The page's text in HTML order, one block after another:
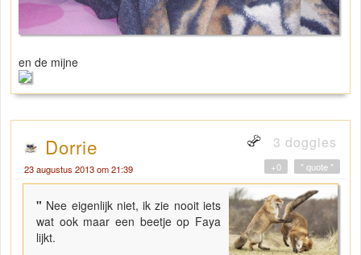
en de mijne
Dorrie 3 doggies
23 augustus 2013 om 21:39 " quote "
+0
" Nee eigenlijk niet, ik zie nooit iets
wat ook maar een beetje op Faya
lijkt.